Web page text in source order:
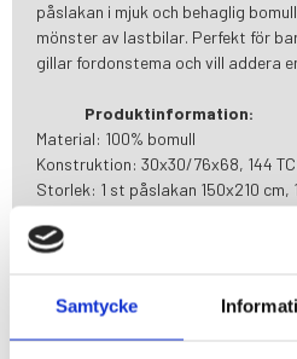
Samtycke
påslakan i mjuk och behaglig
mönster av lastbilar. Perfekt för
gillar fordonstema och vill addera
Produktinformation:
Material: 100% bomull
Konstruktion: 30x30/76x68, 144 TC
Storlek: 1 st påslakan 150x210
Egenskaper: Påslakan med
Tvättråd: Maskintvätt 60° med
Certifiering: OEKO-TEX MADE IN